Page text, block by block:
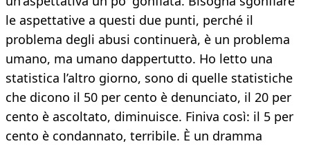
le aspettative a questi due punti, perché il
problema degli abusi continuerà, è un problema
umano, ma umano dappertutto. Ho letto una
statistica l’altro giorno, sono di quelle statistiche
che dicono il 50 per cento è denunciato, il 20 per
cento è ascoltato, diminuisce. Finiva così: il 5 per
cento è condannato, terribile. È un dramma